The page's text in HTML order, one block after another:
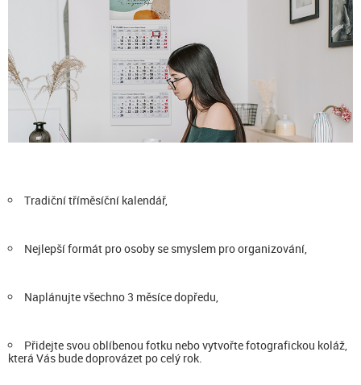
Tradiční tříměsíční kalendář,
Nejlepší formát pro osoby se smyslem pro organizování,
Naplánujte všechno 3 měsíce dopředu,
Přidejte svou oblíbenou fotku nebo vytvořte fotografickou koláž,
která Vás bude doprovázet po celý rok.